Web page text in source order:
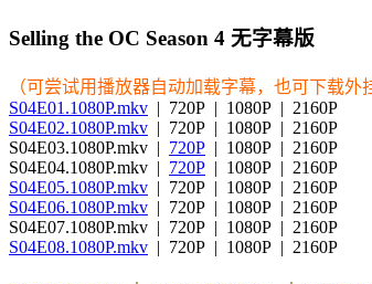
Selling the OC Season 4 无字幕版
（可尝试用播放器自动加载字幕，也可下载外
S04E01.1080P.mkv | 720P | 1080P | 2160P
S04E02.1080P.mkv | 720P | 1080P | 2160P
S04E03.1080P.mkv | 720P | 1080P | 2160P
S04E04.1080P.mkv | 720P | 1080P | 2160P
S04E05.1080P.mkv | 720P | 1080P | 2160P
S04E06.1080P.mkv | 720P | 1080P | 2160P
S04E07.1080P.mkv | 720P | 1080P | 2160P
S04E08.1080P.mkv | 720P | 1080P | 2160P